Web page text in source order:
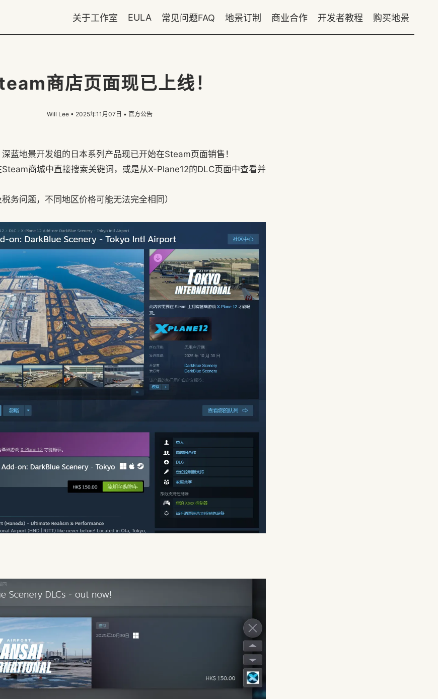
关于工作室 EULA 常见问题FAQ 地景订制 商业合作 开发者教程 购买地景
商店页面现已上线！
Will Lee • 2025年11月07日 • 官方公告
蓝地景开发组的日本系列产品现已开始在Steam页面销售！
商城中直接搜索关键词，或是从X-Plane12的DLC页面中查看并
税务问题，不同地区价格可能无法完全相同）